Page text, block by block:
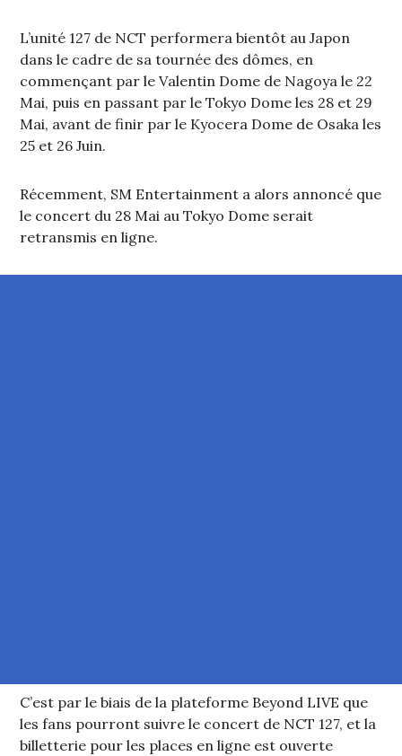
L’unité 127 de NCT performera bientôt au Japon
dans le cadre de sa tournée des dômes, en
commençant par le Valentin Dome de Nagoya le 22
Mai, puis en passant par le Tokyo Dome les 28 et 29
Mai, avant de finir par le Kyocera Dome de Osaka les
25 et 26 Juin.
Récemment, SM Entertainment a alors annoncé que
le concert du 28 Mai au Tokyo Dome serait
retransmis en ligne.
C’est par le biais de la plateforme Beyond LIVE que
les fans pourront suivre le concert de NCT 127, et la
billetterie pour les places en ligne est ouverte